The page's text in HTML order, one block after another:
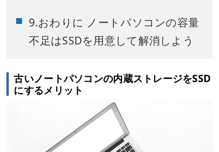
9.おわりに ノートパソコンの容量
不足はSSDを用意して解消しよう
古いノートパソコンの内蔵ストレージをSSD
にするメリット